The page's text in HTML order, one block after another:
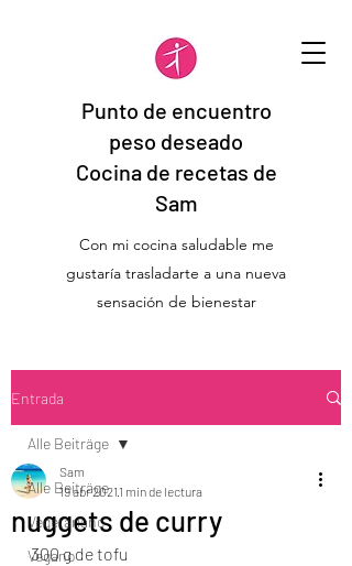
Punto de encuentro
peso deseado
Cocina de recetas de
Sam
Con mi cocina saludable me
gustaría trasladarte a una nueva
sensación de bienestar
Entrada
Alle Beiträge
Vegetariano
Vegano
Alle Beiträge
nuggets de curry
Sam
19 abr 2021 1 min de lectura
300 g de tofu